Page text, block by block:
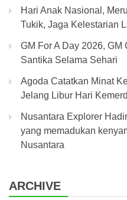
Hari Anak Nasional,
Tukik, Jaga Kelestarian
GM For A Day 2026,
Santika Selama Sehari
Agoda Catatkan Minat
Jelang Libur Hari
Nusantara Explorer
yang memadukan
Nusantara
ARCHIVE